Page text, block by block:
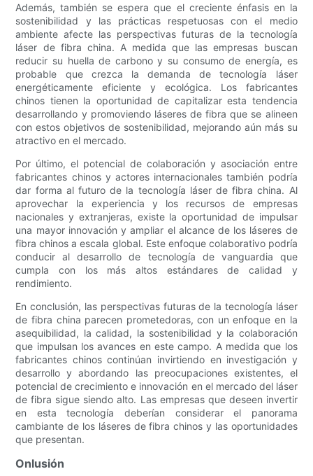
Además, también se espera que el creciente énfasis en la
sostenibilidad y las prácticas respetuosas con el medio
ambiente afecte las perspectivas futuras de la tecnología
láser de fibra china. A medida que las empresas buscan
reducir su huella de carbono y su consumo de energía, es
probable que crezca la demanda de tecnología láser
energéticamente eficiente y ecológica. Los fabricantes
chinos tienen la oportunidad de capitalizar esta tendencia
desarrollando y promoviendo láseres de fibra que se alineen
con estos objetivos de sostenibilidad, mejorando aún más su
atractivo en el mercado.
Por último, el potencial de colaboración y asociación entre
fabricantes chinos y actores internacionales también podría
dar forma al futuro de la tecnología láser de fibra china. Al
aprovechar la experiencia y los recursos de empresas
nacionales y extranjeras, existe la oportunidad de impulsar
una mayor innovación y ampliar el alcance de los láseres de
fibra chinos a escala global. Este enfoque colaborativo podría
conducir al desarrollo de tecnología de vanguardia que
cumpla con los más altos estándares de calidad y
rendimiento.
En conclusión, las perspectivas futuras de la tecnología láser
de fibra china parecen prometedoras, con un enfoque en la
asequibilidad, la calidad, la sostenibilidad y la colaboración
que impulsan los avances en este campo. A medida que los
fabricantes chinos continúan invirtiendo en investigación y
desarrollo y abordando las preocupaciones existentes, el
potencial de crecimiento e innovación en el mercado del láser
de fibra sigue siendo alto. Las empresas que deseen invertir
en esta tecnología deberían considerar el panorama
cambiante de los láseres de fibra chinos y las oportunidades
que presentan.
Onlusión